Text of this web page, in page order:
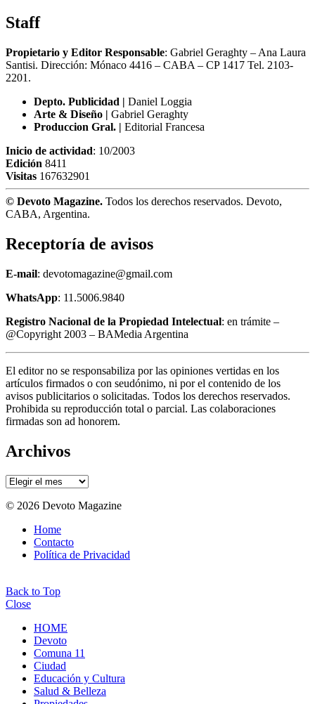
Staff
Propietario y Editor Responsable: Gabriel Geraghty – Ana Laura
Santisi. Dirección: Mónaco 4416 – CABA – CP 1417 Tel. 2103-
2201.
Depto. Publicidad | Daniel Loggia
Arte & Diseño | Gabriel Geraghty
Produccion Gral. | Editorial Francesa
Inicio de actividad: 10/2003
Edición 8411
Visitas 167632901
© Devoto Magazine. Todos los derechos reservados. Devoto,
CABA, Argentina.
Receptoría de avisos
E-mail: devotomagazine@gmail.com
WhatsApp: 11.5006.9840
Registro Nacional de la Propiedad Intelectual: en trámite –
@Copyright 2003 – BAMedia Argentina
El editor no se responsabiliza por las opiniones vertidas en los
artículos firmados o con seudónimo, ni por el contenido de los
avisos publicitarios o solicitadas. Todos los derechos reservados.
Prohibida su reproducción total o parcial. Las colaboraciones
firmadas son ad honorem.
Archivos
Archivos
© 2026 Devoto Magazine
Home
Contacto
Política de Privacidad
Back to Top
Close
HOME
Devoto
Comuna 11
Ciudad
Educación y Cultura
Salud & Belleza